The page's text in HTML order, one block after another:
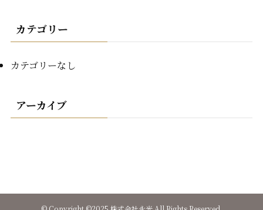
カテゴリー
カテゴリーなし
アーカイブ